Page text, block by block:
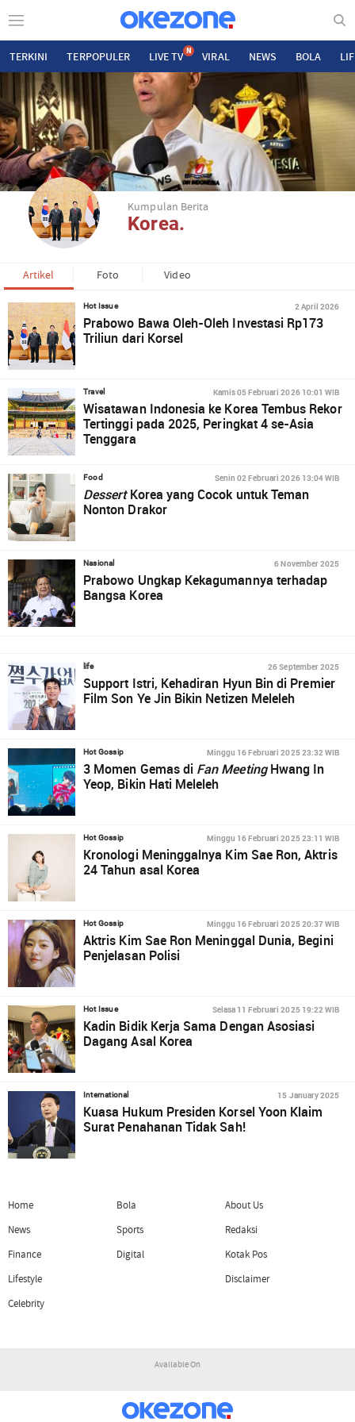
TERKINI TERPOPULER LIVE TV N VIRAL NEWS BOLA
Kumpulan Berita
Korea.
Artikel Foto Video
Hot Issue 2 April 2026
Prabowo Bawa Oleh-Oleh Investasi Rp173
Triliun dari Korsel
Travel Kamis 05 Februari 2026 10:01 WIB
Wisatawan Indonesia ke Korea Tembus Rekor
Tertinggi pada 2025, Peringkat 4 se-Asia
Tenggara
Food Senin 02 Februari 2026 13:04 WIB
DessertKorea yang Cocok untuk Teman
Nonton Drakor
Nasional 6 November 2025
Prabowo Ungkap Kekagumannya terhadap
Bangsa Korea
life 26 September 2025
Support Istri, Kehadiran Hyun Bin di Premier
Film Son Ye Jin Bikin Netizen Meleleh
Hot Gossip Minggu 16 Februari 2025 23:32 WIB
3 Momen Gemas di Fan MeetingHwang In
Yeop, Bikin Hati Meleleh
Hot Gossip Minggu 16 Februari 2025 23:11 WIB
Kronologi Meninggalnya Kim Sae Ron, Aktris
24 Tahun asal Korea
Hot Gossip Minggu 16 Februari 2025 20:37 WIB
Aktris Kim Sae Ron Meninggal Dunia, Begini
Penjelasan Polisi
Hot Issue Selasa 11 Februari 2025 19:22 WIB
Kadin Bidik Kerja Sama Dengan Asosiasi
Dagang Asal Korea
International 15 January 2025
Kuasa Hukum Presiden Korsel Yoon Klaim
Surat Penahanan Tidak Sah!
Home
News
Finance
Lifestyle
Celebrity
Bola
Sports
Digital
About Us
Redaksi
Kotak Pos
Disclaimer
Available On